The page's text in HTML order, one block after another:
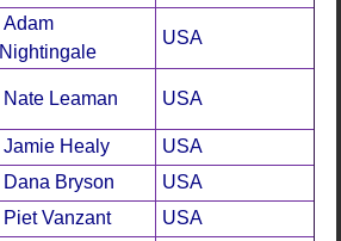
Adam
Nightingale
USA
Nate Leaman USA
Jamie Healy
USA
Dana Bryson
USA
Piet Vanzant
USA